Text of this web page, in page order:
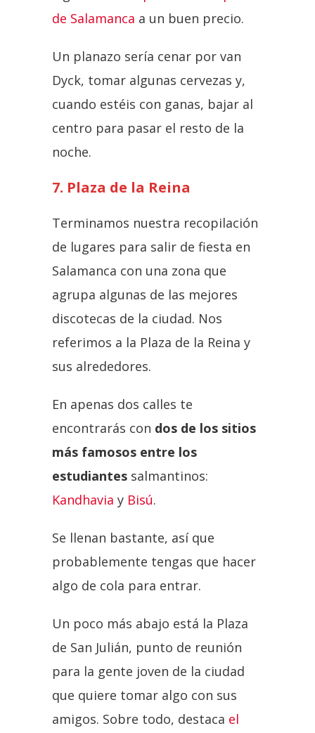
de Salamanca a un buen precio.
Un planazo sería cenar por van
Dyck, tomar algunas cervezas y,
cuando estéis con ganas, bajar al
centro para pasar el resto de la
noche.
7. Plaza de la Reina
Terminamos nuestra recopilación
de lugares para salir de fiesta en
Salamanca con una zona que
agrupa algunas de las mejores
discotecas de la ciudad. Nos
referimos a la Plaza de la Reina y
sus alrededores.
En apenas dos calles te
encontrarás con dos de los sitios
más famosos entre los
estudiantes salmantinos:
Kandhavia y Bisú.
Se llenan bastante, así que
probablemente tengas que hacer
algo de cola para entrar.
Un poco más abajo está la Plaza
de San Julián, punto de reunión
para la gente joven de la ciudad
que quiere tomar algo con sus
amigos. Sobre todo, destaca el